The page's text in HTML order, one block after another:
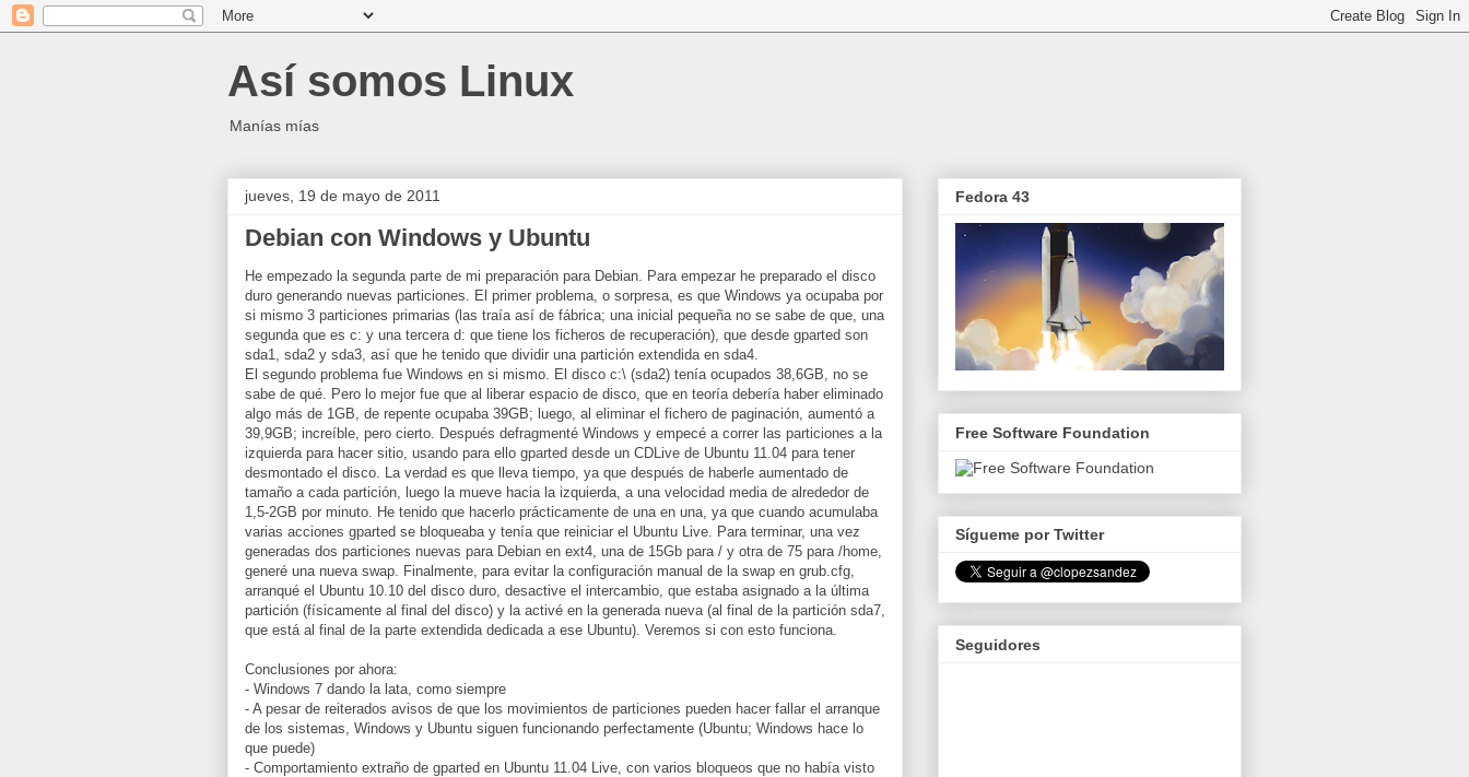
Así somos Linux
Manías mías
jueves, 19 de mayo de 2011
Debian con Windows y Ubuntu
He empezado la segunda parte de mi preparación para Debian. Para empezar he preparado el disco
duro generando nuevas particiones. El primer problema, o sorpresa, es que Windows ya ocupaba por
si mismo 3 particiones primarias (las traía así de fábrica; una inicial pequeña no se sabe de que, una
segunda que es c: y una tercera d: que tiene los ficheros de recuperación), que desde gparted son
sda1, sda2 y sda3, así que he tenido que dividir una partición extendida en sda4.
El segundo problema fue Windows en si mismo. El disco c:\ (sda2) tenía ocupados 38,6GB, no se
sabe de qué. Pero lo mejor fue que al liberar espacio de disco, que en teoría debería haber eliminado
algo más de 1GB, de repente ocupaba 39GB; luego, al eliminar el fichero de paginación, aumentó a
39,9GB; increíble, pero cierto. Después defragmenté Windows y empecé a correr las particiones a la
izquierda para hacer sitio, usando para ello gparted desde un CDLive de Ubuntu 11.04 para tener
desmontado el disco. La verdad es que lleva tiempo, ya que después de haberle aumentado de
tamaño a cada partición, luego la mueve hacia la izquierda, a una velocidad media de alrededor de
1,5-2GB por minuto. He tenido que hacerlo prácticamente de una en una, ya que cuando acumulaba
varias acciones gparted se bloqueaba y tenía que reiniciar el Ubuntu Live. Para terminar, una vez
generadas dos particiones nuevas para Debian en ext4, una de 15Gb para / y otra de 75 para /home,
generé una nueva swap. Finalmente, para evitar la configuración manual de la swap en grub.cfg,
arranqué el Ubuntu 10.10 del disco duro, desactive el intercambio, que estaba asignado a la última
partición (físicamente al final del disco) y la activé en la generada nueva (al final de la partición sda7,
que está al final de la parte extendida dedicada a ese Ubuntu). Veremos si con esto funciona.
Conclusiones por ahora:
- Windows 7 dando la lata, como siempre
- A pesar de reiterados avisos de que los movimientos de particiones pueden hacer fallar el arranque
de los sistemas, Windows y Ubuntu siguen funcionando perfectamente (Ubuntu; Windows hace lo
que puede)
- Comportamiento extraño de gparted en Ubuntu 11.04 Live, con varios bloqueos que no había visto
Fedora 43
Free Software Foundation
Sígueme por Twitter
Seguidores